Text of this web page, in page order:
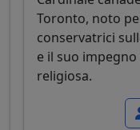
Toronto, noto
conservatrici
e il suo
religiosa.